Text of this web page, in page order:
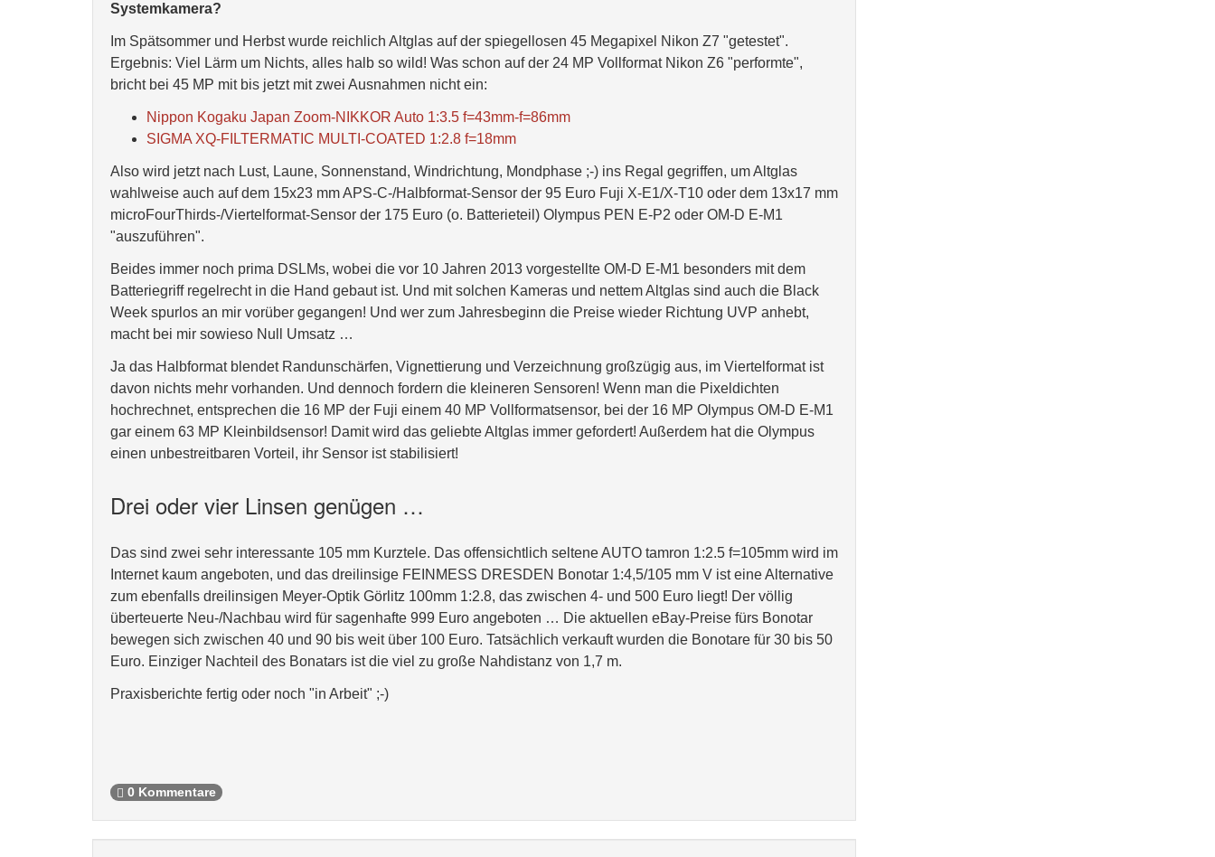
Systemkamera?
Im Spätsommer und Herbst wurde reichlich Altglas auf der spiegellosen 45 Megapixel Nikon Z7 "getestet".
Ergebnis: Viel Lärm um Nichts, alles halb so wild! Was schon auf der 24 MP Vollformat Nikon Z6 "performte",
bricht bei 45 MP mit bis jetzt mit zwei Ausnahmen nicht ein:
Nippon Kogaku Japan Zoom-NIKKOR Auto 1:3.5 f=43mm-f=86mm
SIGMA XQ-FILTERMATIC MULTI-COATED 1:2.8 f=18mm
Also wird jetzt nach Lust, Laune, Sonnenstand, Windrichtung, Mondphase ;-) ins Regal gegriffen, um Altglas
wahlweise auch auf dem 15x23 mm APS-C-/Halbformat-Sensor der 95 Euro Fuji X-E1/X-T10 oder dem 13x17 mm
microFourThirds-/Viertelformat-Sensor der 175 Euro (o. Batterieteil) Olympus PEN E-P2 oder OM-D E-M1
"auszuführen".
Beides immer noch prima DSLMs, wobei die vor 10 Jahren 2013 vorgestellte OM-D E-M1 besonders mit dem
Batteriegriff regelrecht in die Hand gebaut ist. Und mit solchen Kameras und nettem Altglas sind auch die Black
Week spurlos an mir vorüber gegangen! Und wer zum Jahresbeginn die Preise wieder Richtung UVP anhebt,
macht bei mir sowieso Null Umsatz …
Ja das Halbformat blendet Randunschärfen, Vignettierung und Verzeichnung großzügig aus, im Viertelformat ist
davon nichts mehr vorhanden. Und dennoch fordern die kleineren Sensoren! Wenn man die Pixeldichten
hochrechnet, entsprechen die 16 MP der Fuji einem 40 MP Vollformatsensor, bei der 16 MP Olympus OM-D E-M1
gar einem 63 MP Kleinbildsensor! Damit wird das geliebte Altglas immer gefordert! Außerdem hat die Olympus
einen unbestreitbaren Vorteil, ihr Sensor ist stabilisiert!
Drei oder vier Linsen genügen …
Das sind zwei sehr interessante 105 mm Kurztele. Das offensichtlich seltene AUTO tamron 1:2.5 f=105mm wird im
Internet kaum angeboten, und das dreilinsige FEINMESS DRESDEN Bonotar 1:4,5/105 mm V ist eine Alternative
zum ebenfalls dreilinsigen Meyer-Optik Görlitz 100mm 1:2.8, das zwischen 4- und 500 Euro liegt! Der völlig
überteuerte Neu-/Nachbau wird für sagenhafte 999 Euro angeboten … Die aktuellen eBay-Preise fürs Bonotar
bewegen sich zwischen 40 und 90 bis weit über 100 Euro. Tatsächlich verkauft wurden die Bonotare für 30 bis 50
Euro. Einziger Nachteil des Bonatars ist die viel zu große Nahdistanz von 1,7 m.
Praxisberichte fertig oder noch "in Arbeit" ;-)
0 Kommentare